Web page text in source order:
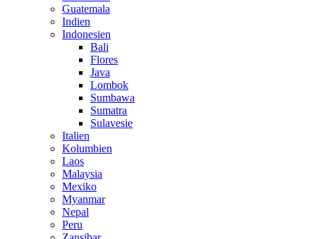
Guatemala
Indien
Indonesien
Bali
Flores
Java
Lombok
Sumbawa
Sumatra
Sulavesie
Italien
Kolumbien
Laos
Malaysia
Mexiko
Myanmar
Nepal
Peru